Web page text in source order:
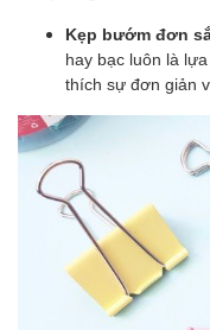
Kẹp bướm đơn
hay bạc luôn là
thích sự đơn giản